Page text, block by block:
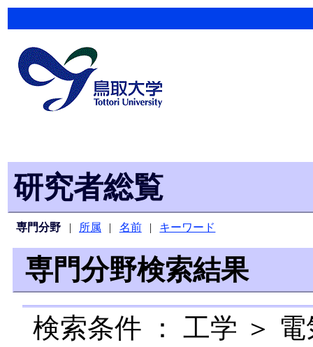
研究者総覧
専門分野 | 所属 | 名前 | キーワード
専門分野検索結果
検索条件 ： 工学 ＞